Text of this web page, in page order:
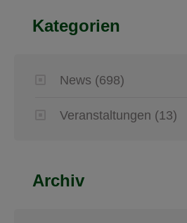
Kategorien
News (698)
Veranstaltungen (13)
Archiv